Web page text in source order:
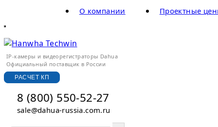
Проектные
О компании
IP-камеры и видеорегистраторы Dahua
Официальный поставщик в России
РАСЧЕТ КП
8 (800) 550-52-27
sale@dahua-russia.com.ru